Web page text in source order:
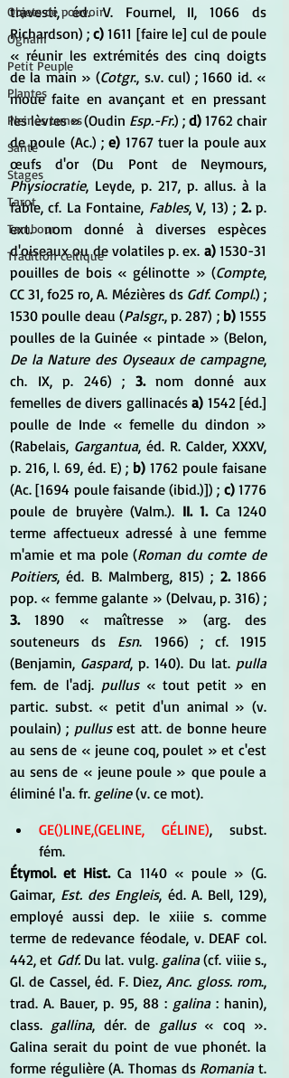
Objets de pouvoir
Ogham
Petit Peuple
Plantes
Pleines Lunes
Santé
Stages
Tarot
Tambour
Tradition celtique
travesti, éd. V. Fournel, II, 1066 ds
Richardson) ; c) 1611 [faire le] cul de poule
« réunir les extrémités des cinq doigts
de la main » (Cotgr., s.v. cul) ; 1660 id. «
moue faite en avançant et en pressant
les lèvres » (Oudin Esp.-Fr.) ; d) 1762 chair
de poule (Ac.) ; e) 1767 tuer la poule aux
Physiocratie, Leyde, p. 217, p. allus. à la
fable, cf. La Fontaine, Fables, V, 13) ; 2. p.
ext. nom donné à diverses espèces
d'oiseaux ou de volatiles p. ex. a) 1530-31
pouilles de bois « gélinotte » (Compte,
CC 31, fo25 ro, A. Mézières ds Gdf. Compl.) ;
1530 poulle deau (Palsgr., p. 287) ; b) 1555
De la Nature des Oyseaux de campagne,
ch. IX, p. 246) ; 3. nom donné aux
femelles de divers gallinacés a) 1542 [éd.]
poulle de Inde « femelle du dindon »
(Rabelais, Gargantua, éd. R. Calder, XXXV,
p. 216, l. 69, éd. E) ; b) 1762 poule faisane
(Ac. [1694 poule faisande (ibid.)]) ; c) 1776
poule de bruyère (Valm.). II. 1. Ca 1240
terme affectueux adressé à une femme
m'amie et ma pole (Roman du comte de
Poitiers, éd. B. Malmberg, 815) ; 2. 1866
pop. « femme galante » (Delvau, p. 316) ;
3. 1890 « maîtresse » (arg. des
souteneurs ds Esn. 1966) ; cf. 1915
(Benjamin, Gaspard, p. 140). Du lat. pulla
fem. de l'adj. pullus « tout petit » en
partic. subst. « petit d'un animal » (v.
poulain) ; pullus est att. de bonne heure
au sens de « jeune coq, poulet » et c'est
au sens de « jeune poule » que poule a
éliminé l'a. fr. geline (v. ce mot).
GE()LINE,(GELINE, GÉLINE), subst.
fém.
Étymol. et Hist. Ca 1140 « poule » (G.
Gaimar, Est. des Engleis, éd. A. Bell, 129),
employé aussi dep. le xiiie s. comme
terme de redevance féodale, v. DEAF col.
442, et Gdf. Du lat. vulg. galina (cf. viiie s.,
Gl. de Cassel, éd. F. Diez, Anc. gloss. rom.,
trad. A. Bauer, p. 95, 88 : galina : hanin),
class. gallina, dér. de gallus « coq ».
Galina serait du point de vue phonét. la
forme régulière (A. Thomas ds Romania t.